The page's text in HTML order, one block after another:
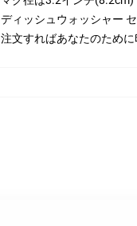
ディッシュウォッシャー
注文すればあなたのため